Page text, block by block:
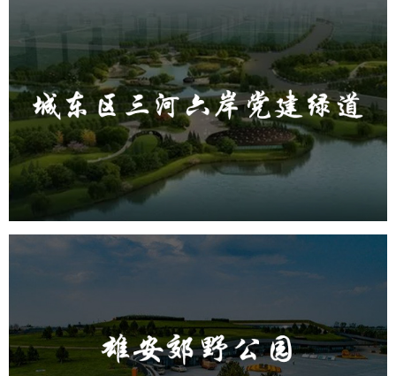
城东区三河六岸党建绿道
旅游休闲 公园 AI人工智能 智慧公园
智能步道
AR太极
智能大数据平台